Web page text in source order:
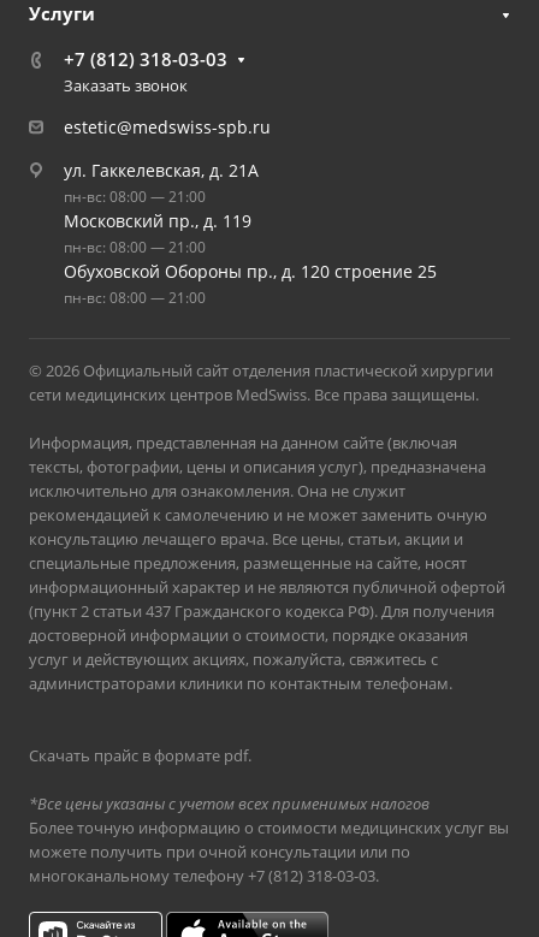
Услуги
+7 (812) 318-03-03
Заказать звонок
estetic@medswiss-spb.ru
ул. Гаккелевская, д. 21А
пн-вс: 08:00 — 21:00
Московский пр., д. 119
пн-вс: 08:00 — 21:00
Обуховской Обороны пр., д. 120 строение 25
пн-вс: 08:00 — 21:00
© 2026 Официальный сайт отделения пластической хирургии
сети медицинских центров MedSwiss. Все права защищены.
Информация, представленная на данном сайте (включая
тексты, фотографии, цены и описания услуг), предназначена
исключительно для ознакомления. Она не служит
рекомендацией к самолечению и не может заменить очную
консультацию лечащего врача. Все цены, статьи, акции и
специальные предложения, размещенные на сайте, носят
информационный характер и не являются публичной офертой
(пункт 2 статьи 437 Гражданского кодекса РФ). Для получения
достоверной информации о стоимости, порядке оказания
услуг и действующих акциях, пожалуйста, свяжитесь с
администраторами клиники по контактным телефонам.
Скачать прайс в формате pdf.
*Все цены указаны с учетом всех применимых налогов
Более точную информацию о стоимости медицинских услуг вы
можете получить при очной консультации или по
многоканальному телефону+7 (812) 318-03-03.